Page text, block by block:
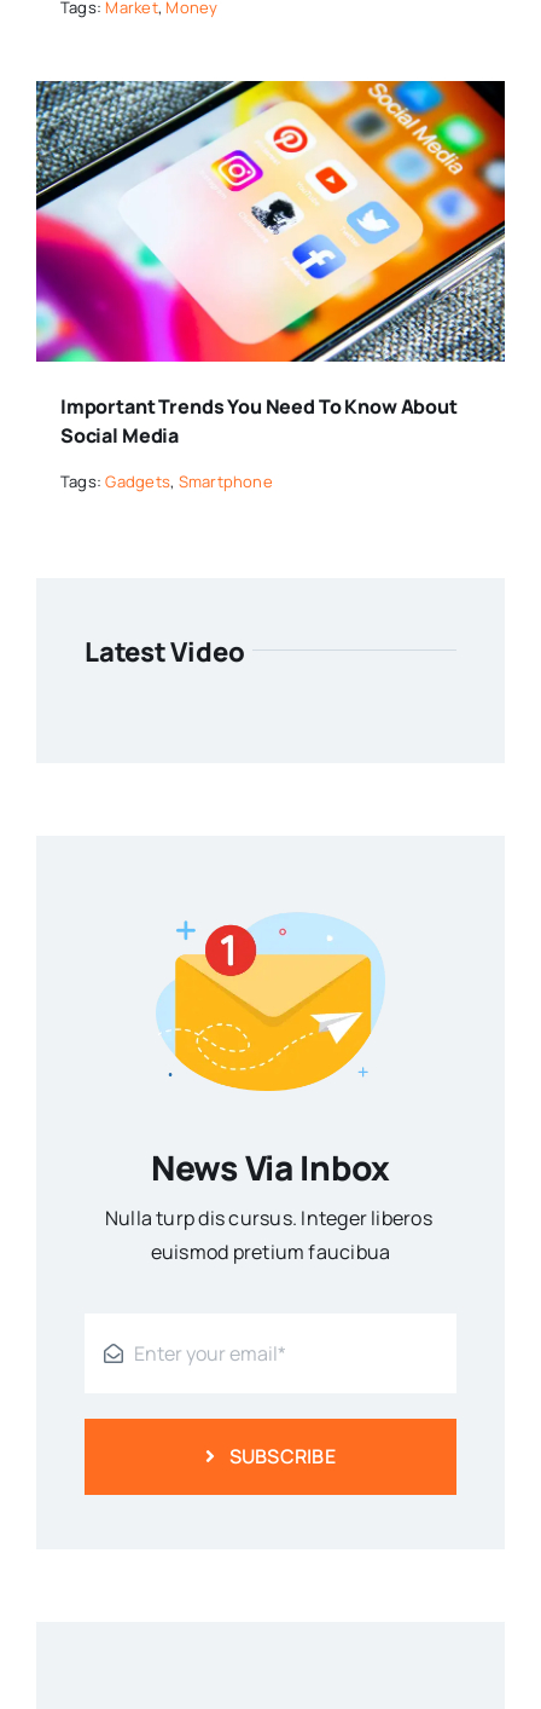
Tags: Market, Money
Important Trends You Need To Know About
Social Media
Tags:Gadgets, Smartphone
Latest Video
News Via Inbox
Nulla turp dis cursus. Integer liberos
euismod pretium faucibua
SUBSCRIBE